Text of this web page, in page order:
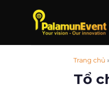
Trang chủ
Tổ